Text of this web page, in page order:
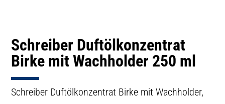
Schreiber Duftölkonzentrat
Birke mit Wachholder 250 ml
Schreiber Duftölkonzentrat Birke mit Wachholder,